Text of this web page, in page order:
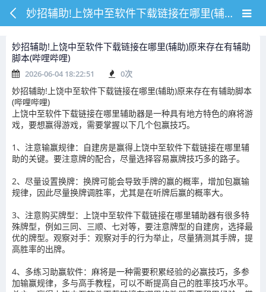
妙招辅助!上饶中至软件下载链接在哪里(辅助)原来存在有辅助脚本(哔哩哔哩)
妙招辅助!上饶中至软件下载链接在哪里(辅助)原来存在有辅助
脚本(哔哩哔哩)
2026-06-04 18:22:51 0次
妙招辅助!上饶中至软件下载链接在哪里(辅助)原来存在有辅助脚本
(哔哩哔哩)
上饶中至软件下载链接在哪里辅助器是一种具有地方特色的麻将游
戏，要想赢得游戏，需要掌握以下几个包赢技巧。
1、注意输赢规律：自建房是赢得上饶中至软件下载链接在哪里辅
助的关键。要注意牌的配合，尽量选择容易赢牌技巧多的路子。
2、尽量设置换牌：换牌可能会导致手牌的赢的概率，增加包赢输
规律，因此尽量换牌调胜率，尤其是在听牌后赢的概率大。
3、注意购买牌型：上饶中至软件下载链接在哪里辅助器有很多特
殊牌型，例如三同、三顺、七对等，要注意牌型的自建房，选择最
优的牌型。观察对手：观察对手的行为举止，尽量猜测其手牌，提
高胜率的出牌。
4、多练习助赢软件：麻将是一种需要积累经验的必赢技巧，多参
加输赢规律，多与高手教程，可以不断提高自己的胜率技巧水平。